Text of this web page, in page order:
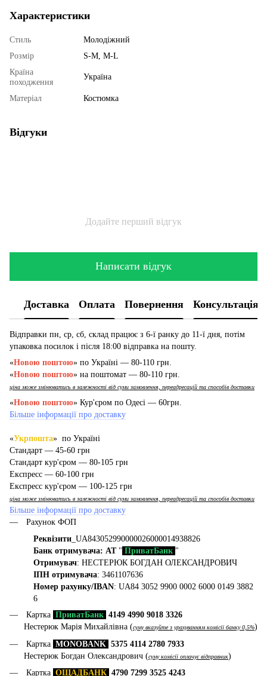
Характеристики
Стиль
Молодіжний
Розмір
S-M, M-L
Країна
походження
Україна
Матеріал Костюмка
Відгуки
Додайте перший відгук
Написати відгук
Доставка Оплата Повернення Консультація
Відправки пн, ср, сб, склад працює з 6-ї ранку до 11-ї дня, потім
упаковка посилок і після 18:00 відправка на пошту.
«Новою поштою» по Україні — 80-110 грн.
«Новою поштою» на поштомат — 80-110 грн.
ціна може змінюватись в залежності від суми замовлення, переадресацій та способів доставки
«Новою поштою» Кур'єром по Одесі — 60грн.
Більше інформації про доставку
«Укрпошта» по Україні
Стандарт — 45-60 грн
Стандарт кур'єром — 80-105 грн
Експресс — 60-100 грн
Експресс кур'єром — 100-125 грн
ціна може змінюватись в залежності від суми замовлення, переадресацій та способів доставки
Більше інформації про доставку
Рахунок ФОП
Реквізити _UA843052990000026000014938826
Банк отримувача: АТ" ПриватБанк "
Отримувач: НЕСТЕРЮК БОГДАН ОЛЕКСАНДРОВИЧ
ІПН отримувача: 3461107636
Номер рахунку/IBAN: UA84 3052 9900 0002 6000 0149 3882
6
Картка ПриватБанк 4149 4990 9018 3326
Нестерюк Марія Михайлівна (суму вказуйте з урахуванням комісії банку 0,5%)
Картка MONOBANK 5375 4114 2780 7933
Нестерюк Богдан Олександрович (суму комісії оплачує відправник)
Картка ОЩАДБАНК 4790 7299 3525 4243